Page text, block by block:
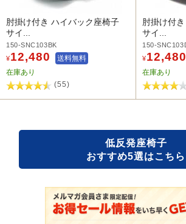
肘掛け付き ハイバック座椅子
サイ...
150-SNC103BK
¥12,480
送料無料
在庫あり
(55)
肘掛け付
サイ...
150-
¥12,480
在庫あり
低反発座椅子
おすすめ5選はこちら